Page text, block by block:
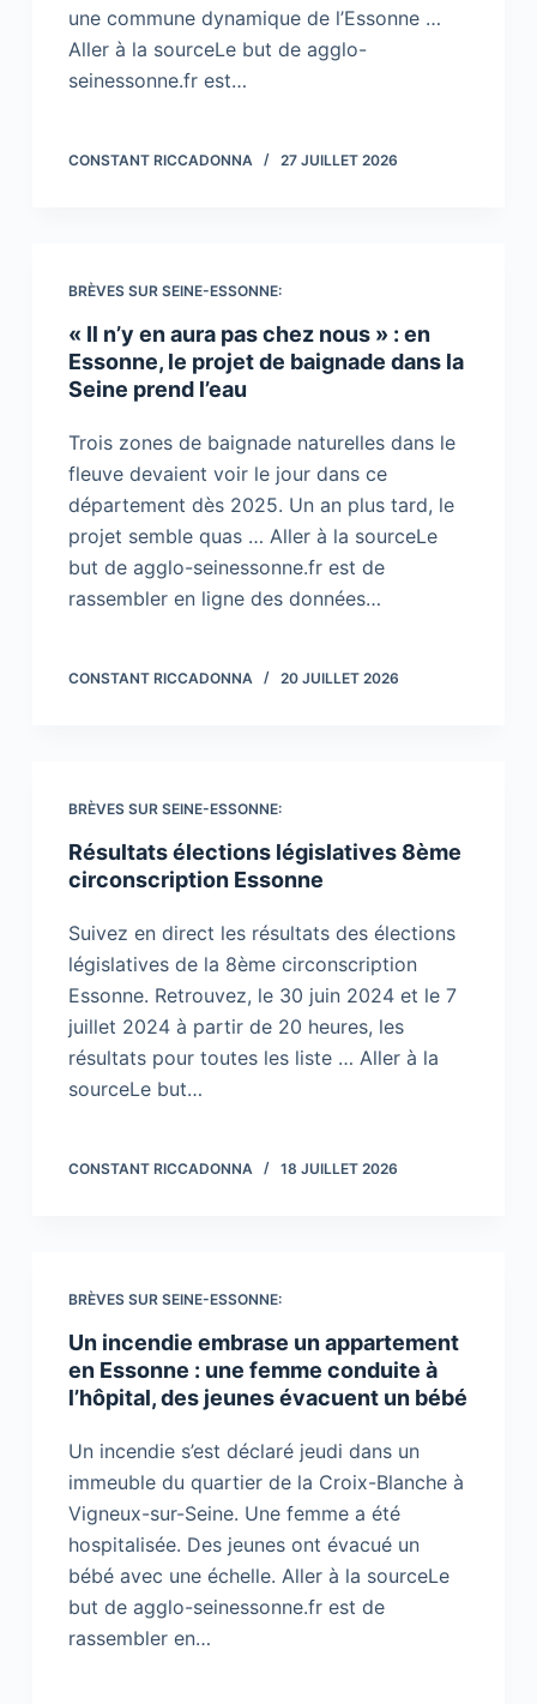
une commune dynamique de l’Essonne …
Aller à la sourceLe but de agglo-
seinessonne.fr est…
CONSTANT RICCADONNA 27 JUILLET 2026
BRÈVES SUR SEINE-ESSONNE:
« Il n’y en aura pas chez nous » : en
Essonne, le projet de baignade dans la
Seine prend l’eau
Trois zones de baignade naturelles dans le
fleuve devaient voir le jour dans ce
département dès 2025. Un an plus tard, le
projet semble quas … Aller à la sourceLe
but de agglo-seinessonne.fr est de
rassembler en ligne des données…
CONSTANT RICCADONNA 20 JUILLET 2026
BRÈVES SUR SEINE-ESSONNE:
Résultats élections législatives 8ème
circonscription Essonne
Suivez en direct les résultats des élections
législatives de la 8ème circonscription
Essonne. Retrouvez, le 30 juin 2024 et le 7
juillet 2024 à partir de 20 heures, les
résultats pour toutes les liste … Aller à la
sourceLe but…
CONSTANT RICCADONNA 18 JUILLET 2026
BRÈVES SUR SEINE-ESSONNE:
Un incendie embrase un appartement
en Essonne : une femme conduite à
l’hôpital, des jeunes évacuent un bébé
Un incendie s’est déclaré jeudi dans un
immeuble du quartier de la Croix-Blanche à
Vigneux-sur-Seine. Une femme a été
hospitalisée. Des jeunes ont évacué un
bébé avec une échelle. Aller à la sourceLe
but de agglo-seinessonne.fr est de
rassembler en…